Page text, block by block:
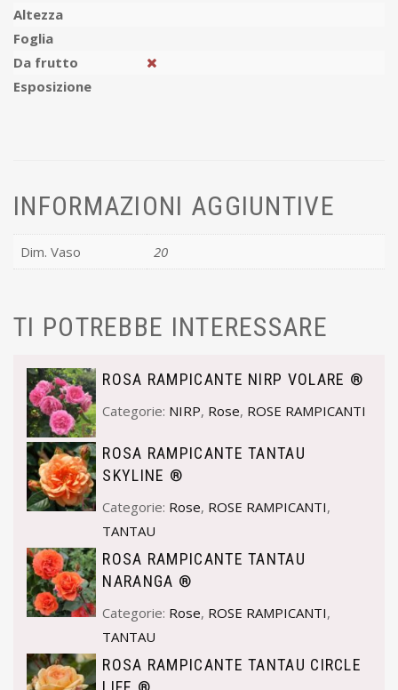
Altezza
Foglia
Da frutto
Esposizione
INFORMAZIONI AGGIUNTIVE
Dim. Vaso 20
TI POTREBBE INTERESSARE
ROSA RAMPICANTE NIRP VOLARE ®
Categorie: NIRP, Rose, ROSE RAMPICANTI
ROSA RAMPICANTE TANTAU
SKYLINE ®
Categorie: Rose, ROSE RAMPICANTI,
TANTAU
ROSA RAMPICANTE TANTAU
NARANGA ®
Categorie: Rose, ROSE RAMPICANTI,
TANTAU
ROSA RAMPICANTE TANTAU CIRCLE